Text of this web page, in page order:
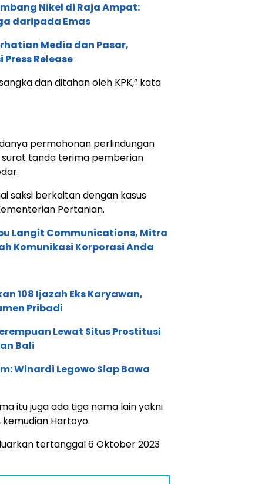
Nikel di Raja Ampat:
daripada Emas
Media dan Pasar,
Release
dan ditahan oleh KPK,” kata
permohonan perlindungan
surat tanda terima pemberian
saksi berkaitan dengan kasus
Pertanian.
Langit Communications, Mitra
Komunikasi Korporasi Anda
108 Ijazah Eks Karyawan,
Pribadi
Lewat Situs Prostitusi
Bali
Winardi Legowo Siap Bawa
itu juga ada tiga nama lain yakni
Hartoyo.
tertanggal 6 Oktober 2023